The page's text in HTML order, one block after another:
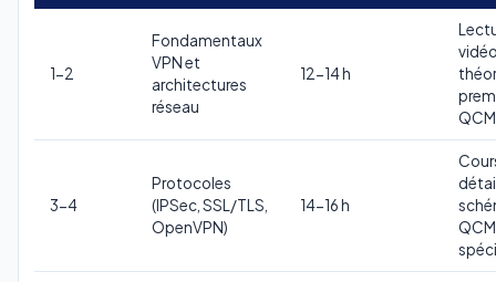
1-2
Fondamentaux
VPN et
architectures
réseau
12-14 h
QCM
3-4
Protocoles
(IPSec, SSL/TLS,
OpenVPN)
14-16 h
QCM